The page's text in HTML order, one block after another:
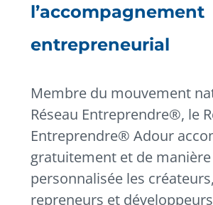
l’accompagnement
entrepreneurial
Membre du mouvement
Réseau Entreprendre®, le
Entreprendre® Adour
gratuitement et de manière
personnalisée les créateurs,
repreneurs et développeurs